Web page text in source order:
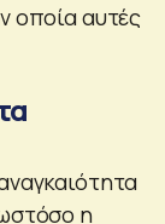
οποία αυτές
η